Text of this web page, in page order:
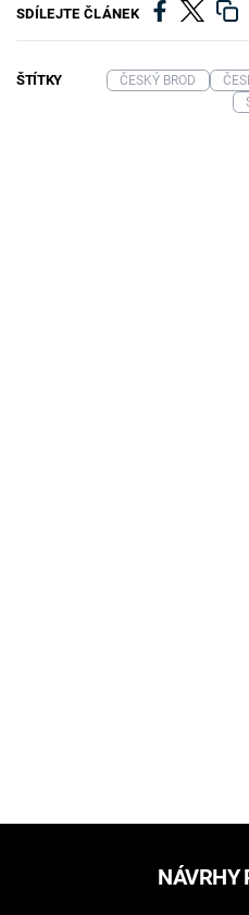
SDÍLEJTE ČLÁNEK
ŠTÍTKY ČESKÝ BROD
NÁVRHY